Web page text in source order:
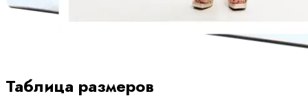
Таблица размеров